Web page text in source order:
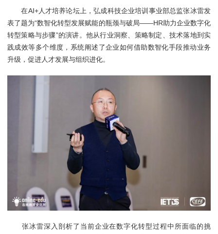
在AI+人才培养论坛上，弘成科技企业培训事业部总监张冰雷发
表了题为“数智化转型发展赋能的瓶颈与破局——HR助力企业数字化
转型策略与步骤”的演讲。他从行业洞察、策略制定、技术落地到实
践成效等多个维度，系统阐述了企业如何借助数智化手段推动业务
升级，促进人才发展与组织进化。
张冰雷深入剖析了当前企业在数字化转型过程中所面临的挑